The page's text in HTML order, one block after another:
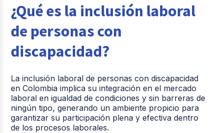
¿Qué es la inclusión laboral
de personas con
discapacidad?
La inclusión laboral de personas con discapacidad
en Colombia implica su integración en el mercado
laboral en igualdad de condiciones y sin barreras de
ningún tipo, generando un ambiente propicio para
garantizar su participación plena y efectiva dentro
de los procesos laborales.